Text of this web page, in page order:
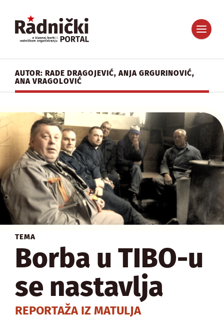
AUTOR: RADE DRAGOJEVIĆ, ANJA GRGURINOVIĆ,
ANA VRAGOLOVIĆ
TEMA
Borba u TIBO-u
se nastavlja
REPORTAŽA IZ MATULJA